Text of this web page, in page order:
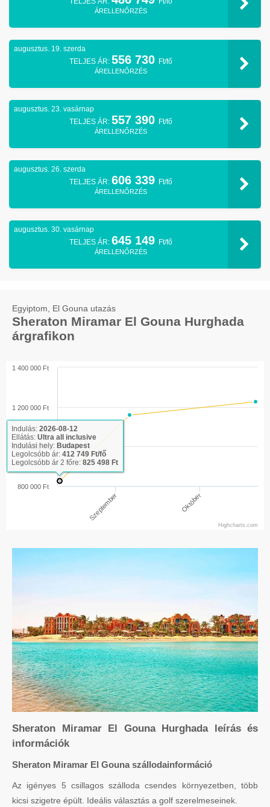
ÁRELLENŐRZÉS
augusztus. 19. szerda
TELJES ÁR: 556 730 Ft/fő
ÁRELLENŐRZÉS
augusztus. 23. vasárnap
TELJES ÁR: 557 390 Ft/fő
ÁRELLENŐRZÉS
augusztus. 26. szerda
TELJES ÁR: 606 339 Ft/fő
ÁRELLENŐRZÉS
augusztus. 30. vasárnap
TELJES ÁR: 645 149 Ft/fő
ÁRELLENŐRZÉS
Egyiptom, El Gouna utazás
Sheraton Miramar El Gouna Hurghada
árgrafikon
Szeptember Október
800 000 Ft
1 000 000 Ft
1 200 000 Ft
1 400 000 Ft
Highcharts.com
Indulás: 2026-08-12
Ellátás: Ultra all inclusive
Indulási hely: Budapest
Legolcsóbb ár: 412 749 Ft/fő
Legolcsóbb ár 2 főre:825 498 Ft
Sheraton Miramar El Gouna Hurghada leírás és
információk
Sheraton Miramar El Gouna szállodainformáció
Az igényes 5 csillagos szálloda csendes környezetben, több
kicsi szigetre épült. Ideális választás a golf szerelmeseinek.